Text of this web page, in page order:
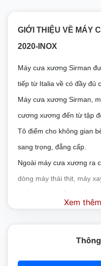
GIỚI THIỆU VỀ MÁY
2020-INOX
Máy cưa xương Sirman
tiếp từ Italia về có đầy đủ
Máy cưa xương Sirman,
cương xương đến từ tập
Tô điểm cho không gian
sang trọng, đẳng cấp.
Ngoài máy cưa xương ra
dòng máy thái thịt, máy
Máy có đường nét đơn
Xem